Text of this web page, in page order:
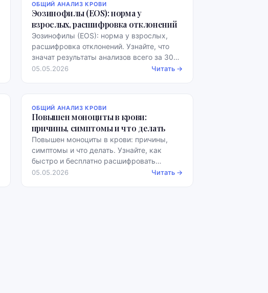
ОБЩИЙ АНАЛИЗ КРОВИ
Эозинофилы (EOS): норма у
взрослых, расшифровка отклонений
Эозинофилы (EOS): норма у взрослых,
расшифровка отклонений. Узнайте, что
значат результаты анализов всего за 30
секунд, бесплатно, с примерами норм.
05.05.2026 Читать →
ОБЩИЙ АНАЛИЗ КРОВИ
Повышен моноциты в крови:
причины, симптомы и что делать
Повышен моноциты в крови: причины,
симптомы и что делать. Узнайте, как
быстро и бесплатно расшифровать
анализы с примерами нормы.
05.05.2026 Читать →